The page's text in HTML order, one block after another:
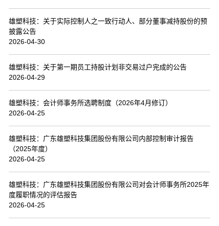
雄塑科技：关于实际控制人之一致行动人、部分董事减持股份的预
披露公告
2026-04-30
雄塑科技：关于第一期员工持股计划非交易过户完成的公告
2026-04-29
雄塑科技：会计师事务所选聘制度（2026年4月修订）
2026-04-25
雄塑科技：广东雄塑科技集团股份有限公司内部控制审计报告
（2025年度）
2026-04-25
雄塑科技：广东雄塑科技集团股份有限公司对会计师事务所2025年
度履职情况的评估报告
2026-04-25